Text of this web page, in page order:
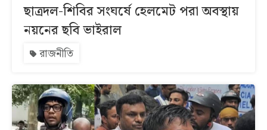
ছাত্রদল-শিবির সংঘর্ষে হেলমেট পরা অবস্থায়
নয়নের ছবি ভাইরাল
রাজনীতি